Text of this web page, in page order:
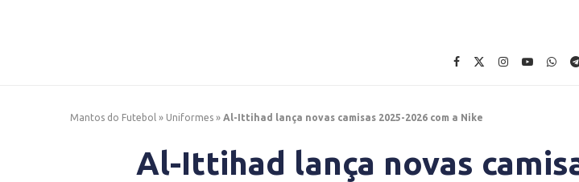
Mantos do Futebol » Uniformes » Al-Ittihad lança novas camisas 2025-2026 com a Nike
Al-Ittihad lança novas